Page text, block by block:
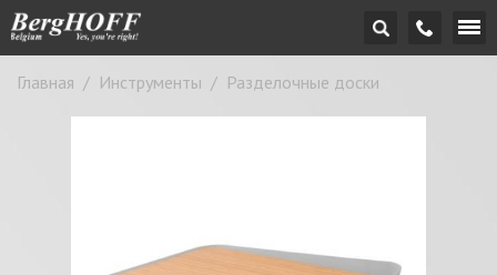
Главная / Инструменты / Разделочные доски